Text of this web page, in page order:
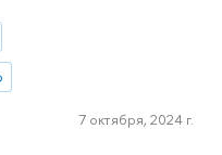
7 октября, 2024 г.